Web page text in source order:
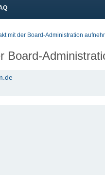
mit der Board-Administration
Board-